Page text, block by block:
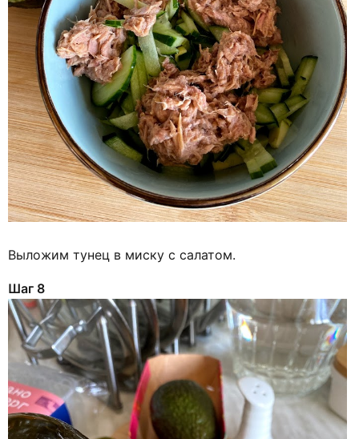
Выложим тунец в миску с салатом.
Шаг 8